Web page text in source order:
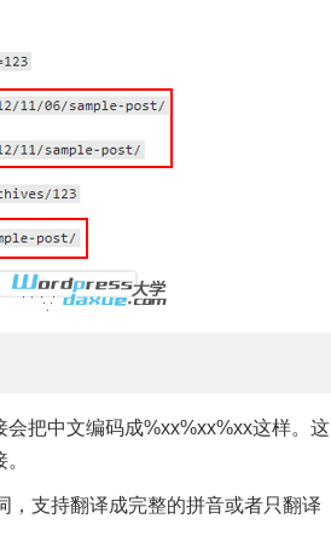
把中文编码成%xx%xx%xx这样。这
，支持翻译成完整的拼音或者只翻译